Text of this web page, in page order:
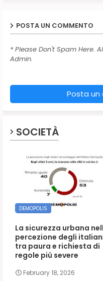
POSTA UN COMMENTO
* Please Don't Spam Here.
Admin.
Posta
SOCIETÀ
DEMOPOLIS
La sicurezza urbana
percezione degli
tra paura e richiesta di
regole più severe
February 18, 2026